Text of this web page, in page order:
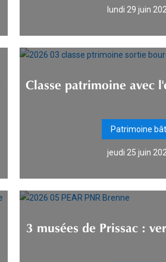
lundi 29 juin
Classe patrimoine avec
Patrimoine
jeudi 25 juin
3 musées de Prissac :